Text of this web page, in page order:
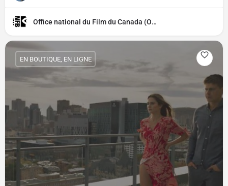
Office national du Film du Canada (ONF)
EN BOUTIQUE, EN LIGNE